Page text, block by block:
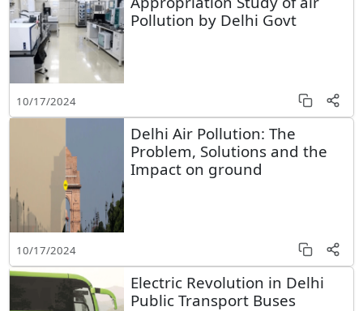
Pollution by Delhi Govt
10/17/2024
Delhi Air Pollution: The
Problem, Solutions and the
Impact on ground
10/17/2024
Electric Revolution in Delhi
Public Transport Buses